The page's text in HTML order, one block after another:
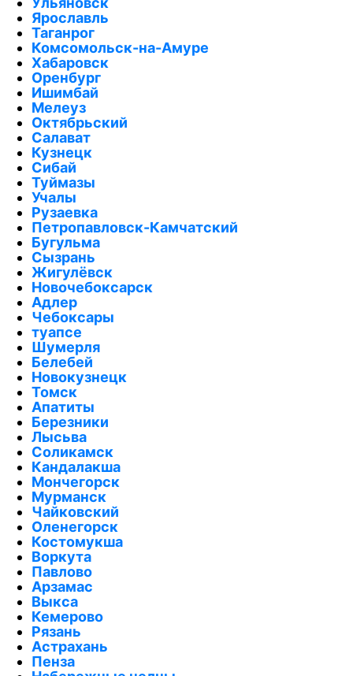
Ярославль
Таганрог
Комсомольск-на-Амуре
Хабаровск
Оренбург
Ишимбай
Мелеуз
Октябрьский
Салават
Кузнецк
Сибай
Туймазы
Учалы
Рузаевка
Петропавловск-Камчатский
Бугульма
Сызрань
Жигулёвск
Новочебоксарск
Адлер
Чебоксары
туапсе
Шумерля
Белебей
Новокузнецк
Томск
Апатиты
Березники
Лысьва
Соликамск
Кандалакша
Мончегорск
Мурманск
Чайковский
Оленегорск
Костомукша
Воркута
Павлово
Арзамас
Выкса
Кемерово
Рязань
Астрахань
Пенза